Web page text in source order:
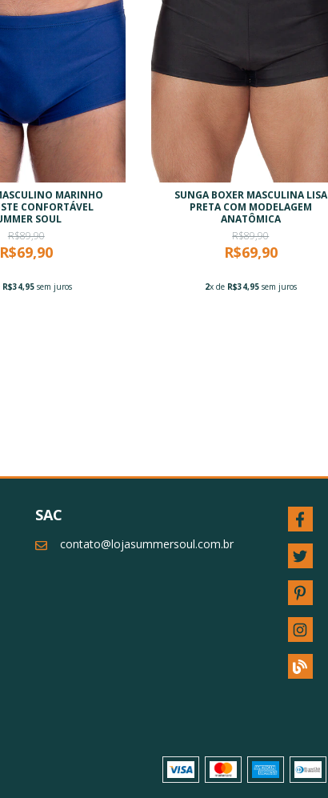
MARINHO
CONFORTÁVEL
SOUL
R$89,90
R$69,90
R$34,95 sem juros
SUNGA BOXER MASCULINA LISA
PRETA COM MODELAGEM
ANATÔMICA
R$89,90
R$69,90
2x de R$34,95sem juros
SAC
contato@lojasummersoul.com.br